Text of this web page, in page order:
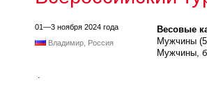
01—3 ноября 2024 года
Владимир, Россия
Весовые
Мужчины
Мужчины,
.